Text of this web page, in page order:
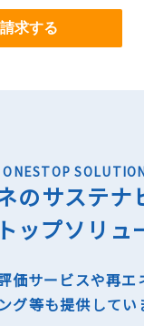
ONESTOP
のサステナ
ップソリュ
価サービスや再エ
グ等も提供してい